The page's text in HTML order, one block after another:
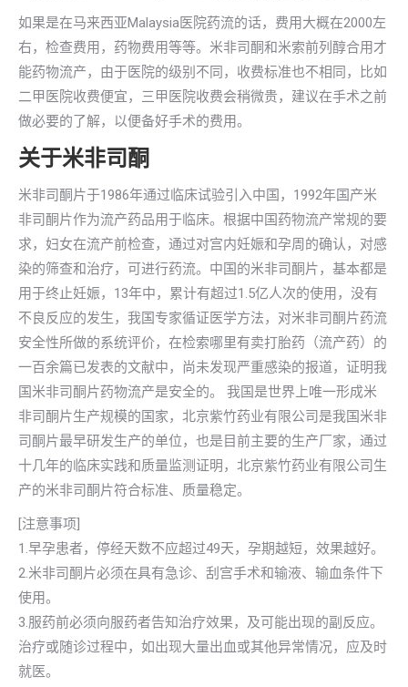
如果是在马来西亚Malaysia医院药流的话，费用大概在2000左
右，检查费用，药物费用等等。米非司酮和米索前列醇合用才
能药物流产，由于医院的级别不同，收费标准也不相同，比如
二甲医院收费便宜，三甲医院收费会稍微贵，建议在手术之前
做必要的了解，以便备好手术的费用。
关于米非司酮
米非司酮片于1986年通过临床试验引入中国，1992年国产米
非司酮片作为流产药品用于临床。根据中国药物流产常规的要
求，妇女在流产前检查，通过对宫内妊娠和孕周的确认，对感
染的筛查和治疗，可进行药流。中国的米非司酮片，基本都是
用于终止妊娠，13年中，累计有超过1.5亿人次的使用，没有
不良反应的发生，我国专家循证医学方法，对米非司酮片药流
安全性所做的系统评价，在检索哪里有卖打胎药（流产药）的
一百余篇已发表的文献中，尚未发现严重感染的报道，证明我
国米非司酮片药物流产是安全的。 我国是世界上唯一形成米
非司酮片生产规模的国家，北京紫竹药业有限公司是我国米非
司酮片最早研发生产的单位，也是目前主要的生产厂家，通过
十几年的临床实践和质量监测证明，北京紫竹药业有限公司生
产的米非司酮片符合标准、质量稳定。
[注意事项]
1.早孕患者，停经天数不应超过49天，孕期越短，效果越好。
2.米非司酮片必须在具有急诊、刮宫手术和输液、输血条件下
使用。
3.服药前必须向服药者告知治疗效果，及可能出现的副反应。
治疗或随诊过程中，如出现大量出血或其他异常情况，应及时
就医。